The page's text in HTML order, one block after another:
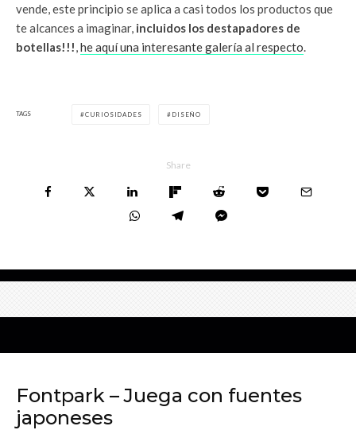
vende, este principio se aplica a casi todos los productos que
te alcances a imaginar, incluidos los destapadores de
botellas!!!,he aquí una interesante galería al respecto.
TAGS CURIOSIDADES DISEÑO
Share
Fontpark – Juega con fuentes
japoneses